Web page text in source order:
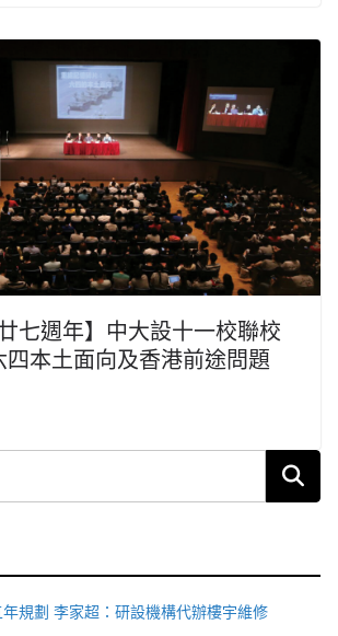
七週年】中大設十一校聯校
本土面向及香港前途問題
規劃 李家超：研設機構代辦樓宇維修